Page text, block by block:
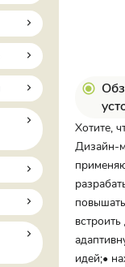
Хотите,
Дизайн-
идей;•